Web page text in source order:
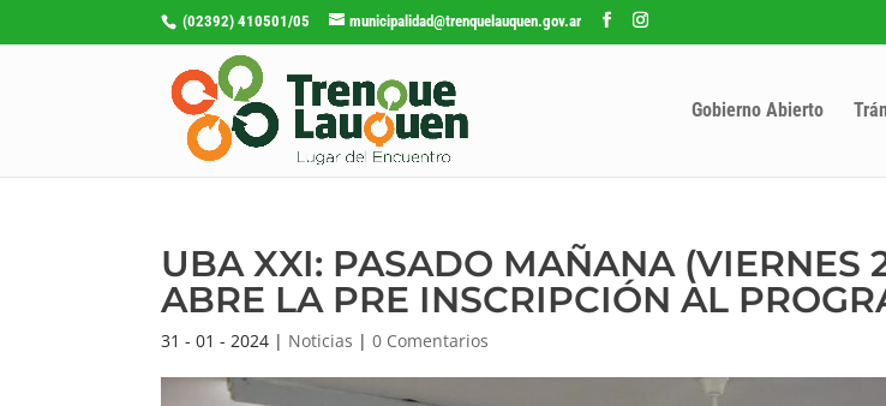
(02392) 410501/05 municipalidad@trenquelauquen.gov.ar
Gobierno Abierto
UBA XXI: PASADO MAÑANA (VIERNES
ABRE LA PRE INSCRIPCIÓN AL
31 - 01 - 2024 | Noticias |0 Comentarios